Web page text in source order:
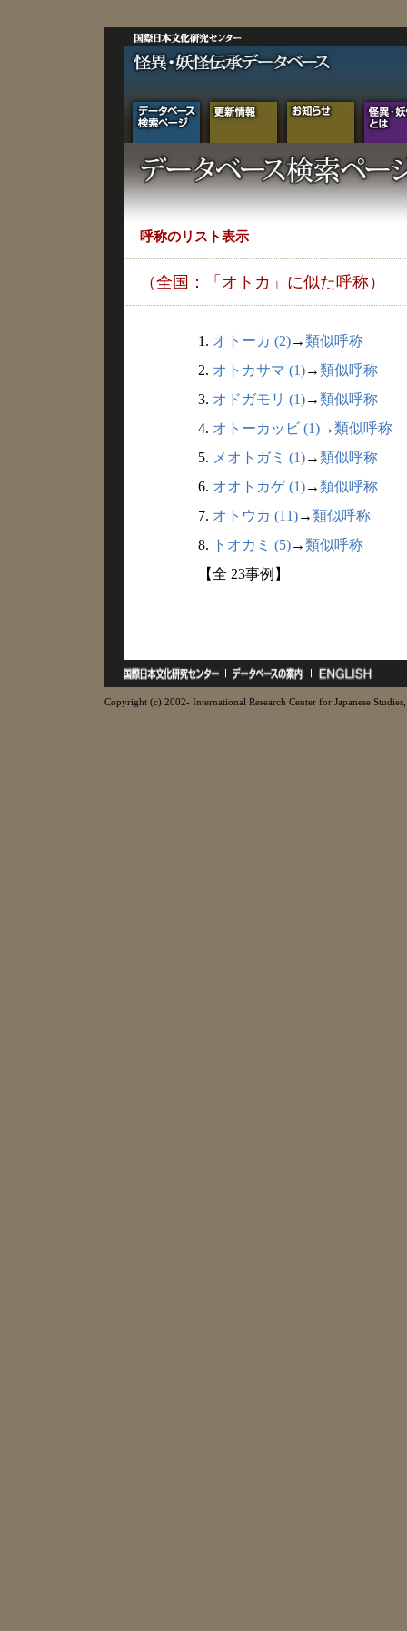
呼称のリスト表示
（全国：「オトカ」に似た呼称）
1. オトーカ (2)→類似呼称
2. オトカサマ (1)→類似呼称
3. オドガモリ (1)→類似呼称
4. オトーカッビ (1)→類似呼称
5. メオトガミ (1)→類似呼称
6. オオトカゲ (1)→類似呼称
7. オトウカ (11)→類似呼称
8.
トオカミ (5)→類似呼称
【全 23事例】
Copyright (c) 2002- International Research Center for Japanese